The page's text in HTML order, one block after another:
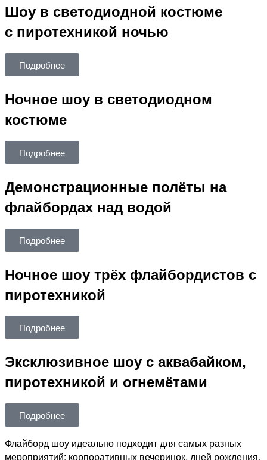
Шоу в светодиодной костюме
с пиротехникой ночью
Подробнее
Ночное шоу в светодиодном
костюме
Подробнее
Демонстрационные полёты на
флайбордах над водой
Подробнее
Ночное шоу трёх флайбордистов с
пиротехникой
Подробнее
Эксклюзивное шоу с аквабайком,
пиротехникой и огнемётами
Подробнее
Флайборд шоу идеально подходит для самых разных
мероприятий: корпоративных вечеринок, дней рождения,